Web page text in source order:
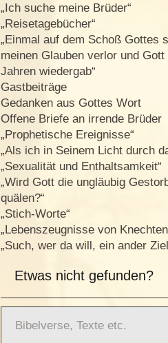
„Ich suche meine Brüder“
„Reisetagebücher“
„Einmal auf dem Schoß Gottes
meinen Glauben verlor und
Jahren wiedergab“
Gastbeiträge
Gedanken aus Gottes Wort
Offene Briefe an irrende Brüder
„Prophetische Ereignisse“
„Als ich in Seinem Licht durch
„Sexualität und Enthaltsamkeit“
„Wird Gott die ungläubig
quälen?“
„Stich-Worte“
„Lebenszeugnisse von
„Such, wer da will, ein ander
Etwas nicht gefunden?